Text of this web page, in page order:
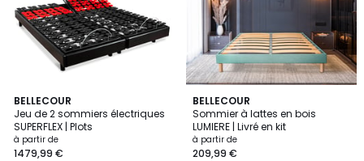
BELLECOUR
Jeu de 2 sommiers électriques
SUPERFLEX | Plots
à partir de
1479,99 €
BELLECOUR
Sommier à lattes en bois
LUMIERE | Livré en kit
à partir de
209,99 €
2
/
5